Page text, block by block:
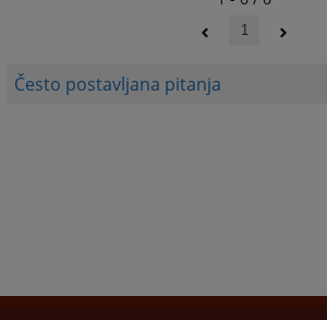
Često postavljana pitanja
1